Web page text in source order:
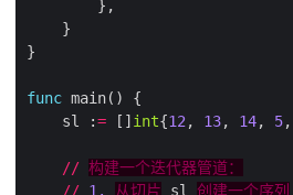
func
    sl :
= [] int{12, 13, 14, 5,
// 构建一个迭代器管道：
// 1. 从切片 sl 创建一个序列